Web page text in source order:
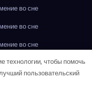
во сне
во сне
во сне
во сне
во сне
во сне
технологии, чтобы помочь
пользовательский